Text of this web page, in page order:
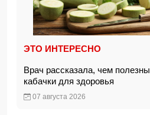
ЭТО ИНТЕРЕСНО
Врач рассказала, чем полезны
кабачки для здоровья
07 августа 2026